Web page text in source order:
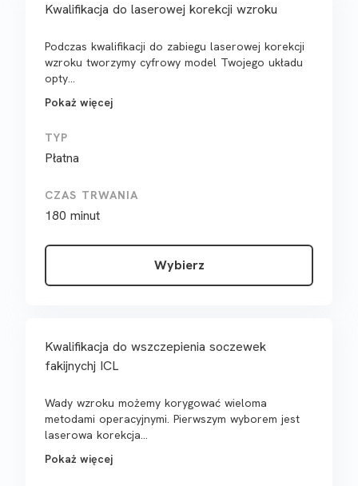
Kwalifikacja do laserowej korekcji wzroku
Podczas kwalifikacji do zabiegu laserowej korekcji
wzroku tworzymy cyfrowy model Twojego układu
opty...
Pokaż więcej
TYP
Płatna
CZAS TRWANIA
180 minut
Wybierz
Kwalifikacja do wszczepienia soczewek
fakijnychj ICL
Wady wzroku możemy korygować wieloma
metodami operacyjnymi. Pierwszym wyborem jest
laserowa korekcja...
Pokaż więcej